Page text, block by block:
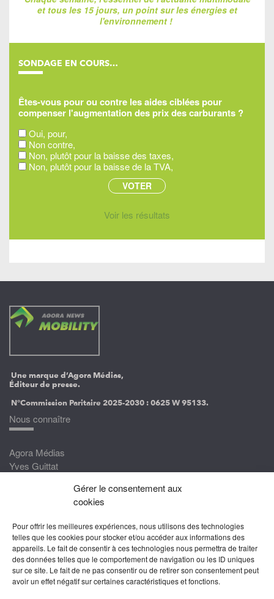
Gérer le consentement aux
cookies
Pour offrir les meilleures expériences, nous utilisons des technologies
telles que les cookies pour stocker et/ou accéder aux informations des
appareils. Le fait de consentir à ces technologies nous permettra de traiter
des données telles que le comportement de navigation ou les ID uniques
sur ce site. Le fait de ne pas consentir ou de retirer son consentement peut
avoir un effet négatif sur certaines caractéristiques et fonctions.
et tous les 15 jours, un point sur les énergies et
l'environnement !
SONDAGE EN COURS…
Êtes-vous pour ou contre les aides ciblées pour
compenser l'augmentation des prix des carburants ?
Oui, pour,
Non contre,
Non, plutôt pour la baisse des taxes,
Non, plutôt pour la baisse de la TVA,
Voir les résultats
Une marque d’Agora Médias,
Éditeur de presse.
N°Commission Paritaire 2025-2030 :0625 W 95133.
Nous connaître
Agora Médias
Yves Guittat
Devenez correspondant
Rejoignez nos experts
Devenez Partenaire
Nous suivre